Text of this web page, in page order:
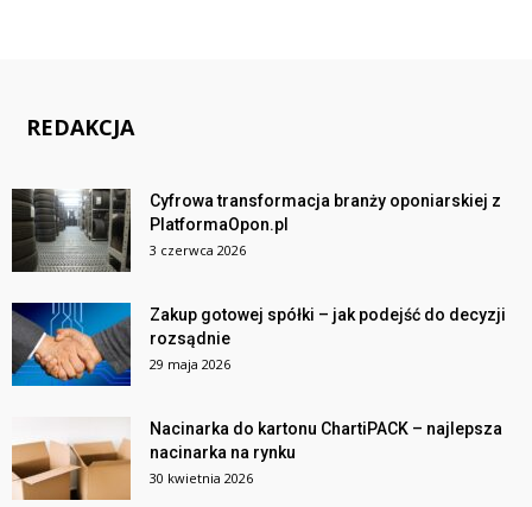
REDAKCJA
Cyfrowa transformacja branży oponiarskiej z
PlatformaOpon.pl
3 czerwca 2026
Zakup gotowej spółki – jak podejść do decyzji
rozsądnie
29 maja 2026
Nacinarka do kartonu ChartiPACK – najlepsza
nacinarka na rynku
30 kwietnia 2026